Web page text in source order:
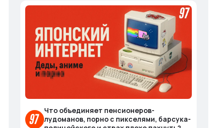
Что объединяет пенсионеров-
лудоманов, порно с пикселями, барсука-